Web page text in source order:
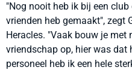
"Nog nooit heb ik bij een
vrienden heb gemaakt", zegt
Heracles. "Vaak bouw je met
vriendschap op, hier was dat
personeel heb ik een hele